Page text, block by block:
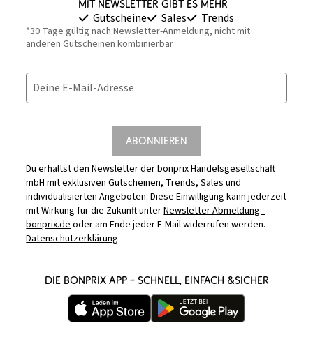
Mit Newsletter gibt es mehr
Gutscheine Sales Trends
*30 Tage gültig nach Newsletter-Anmeldung, nicht mit
anderen Gutscheinen kombinierbar
Deine E-Mail-Adresse
ABONNIEREN
Du erhältst den Newsletter der bonprix Handelsgesellschaft
mbH mit exklusiven Gutscheinen, Trends, Sales und
individualisierten Angeboten. Diese Einwilligung kann jederzeit
mit Wirkung für die Zukunft unterNewsletter Abmeldung -
bonprix.deoder am Ende jeder E-Mail widerrufen werden.
Datenschutzerklärung
DIE BONPRIX APP – SCHNELL, EINFACH &SICHER